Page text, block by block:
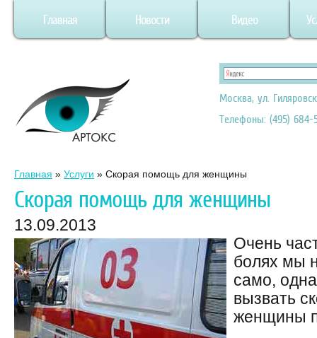
Главная Новости Видео
Москва, ул.
Телефоны: (495) 684-
Главная » Услуги » Скорая помощь для женщины
Скорая помощь для женщины
13.09.2013
Очень
болях мы
само,
вызвать
женщины